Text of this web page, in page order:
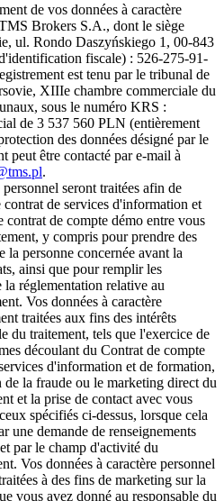
de vos données à caractère
Brokers S.A., dont le siège
ul. Rondo Daszyńskiego 1, 00-843
fiscale) : 526-275-91-
est tenu par le tribunal de
XIIIe chambre commerciale du
sous le numéro KRS :
de 3 537 560 PLN (entièrement
des données désigné par le
peut être contacté par e-mail à
.
seront traitées afin de
de services d'information et
contrat de compte démo entre vous
y compris pour prendre des
la personne concernée avant la
ainsi que pour remplir les
réglementation relative au
Vos données à caractère
traitées aux fins des intérêts
du traitement, tels que l'exercice de
découlant du Contrat de compte
d'information et de formation,
de la fraude ou le marketing direct du
et la prise de contact avec vous
spécifiés ci-dessus, lorsque cela
une demande de renseignements
par le champ d'activité du
Vos données à caractère personnel
à des fins de marketing sur la
vous avez donné au responsable du